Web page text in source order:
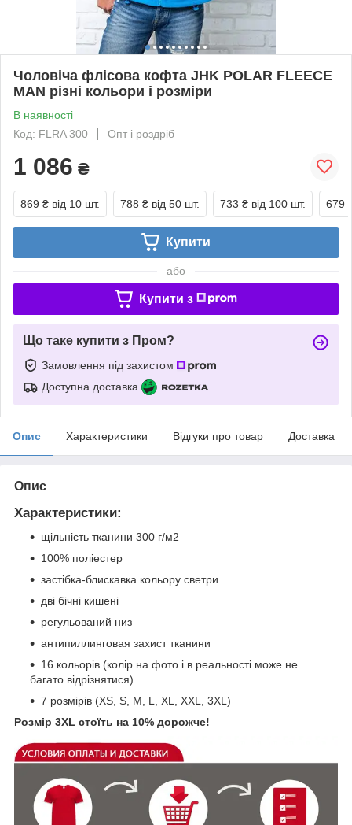
Чоловіча флісова кофта JHK POLAR FLEECE
MAN різні кольори і розміри
В наявності
Код: FLRA 300
Опт і роздріб
1 086 ₴
869 ₴ від 10 шт. 788 ₴ від 50 шт. 733 ₴ від 100 шт. 679
Купити
або
Купити з
Що таке купити з Пром?
Замовлення під захистом
Доступна доставка
Опис Характеристики Відгуки про товар Доставка
Опис
Характеристики:
щільність тканини 300 г/м2
100% поліестер
застібка-блискавка кольору светри
дві бічні кишені
регульований низ
антипиллинговая захист тканини
16 кольорів (колір на фото і в реальності може не
багато відрізнятися)
7 розмірів (XS, S, M, L, XL, XXL, 3XL)
Розмір 3XL стоїть на 10% дорожче!